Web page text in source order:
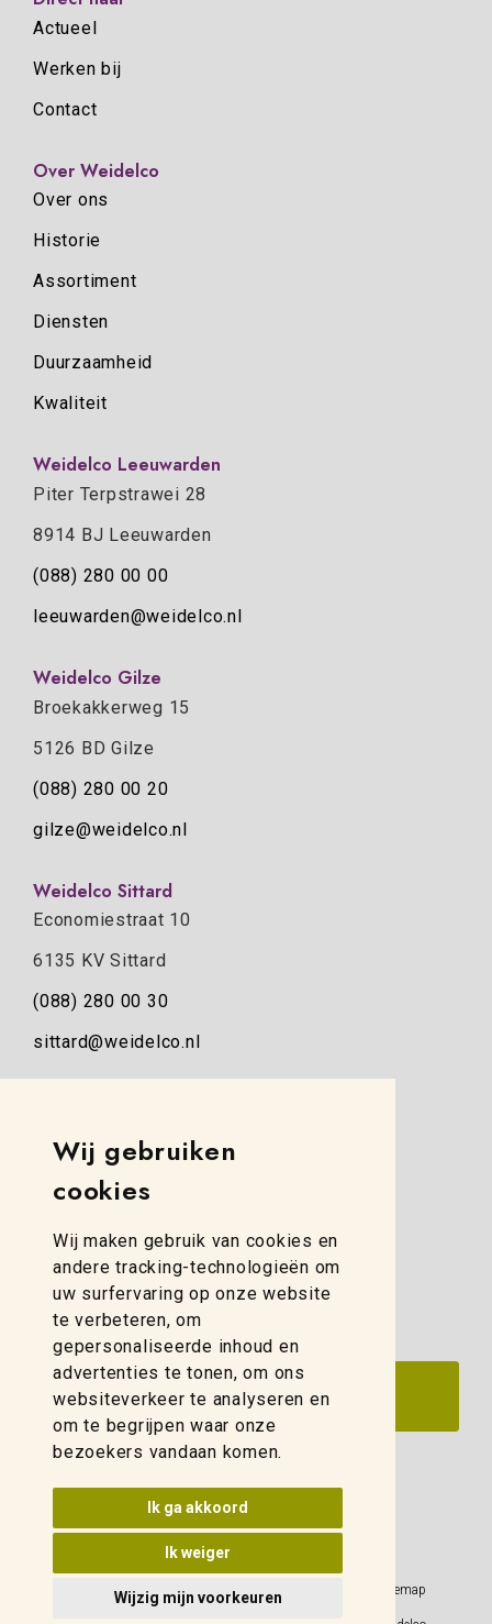
Wij gebruiken
cookies
Wij maken gebruik van cookies en
andere tracking-technologieën om
uw surfervaring op onze website
te verbeteren, om
gepersonaliseerde inhoud en
advertenties te tonen, om ons
websiteverkeer te analyseren en
om te begrijpen waar onze
bezoekers vandaan komen.
Ik ga akkoord
Ik weiger
Wijzig mijn voorkeuren
Actueel
Werken bij
Contact
Over Weidelco
Over ons
Historie
Assortiment
Diensten
Duurzaamheid
Kwaliteit
Weidelco Leeuwarden
Piter Terpstrawei 28
8914 BJ Leeuwarden
(088) 280 00 00
leeuwarden@weidelco.nl
Weidelco Gilze
Broekakkerweg 15
5126 BD Gilze
(088) 280 00 20
gilze@weidelco.nl
Weidelco Sittard
Economiestraat 10
6135 KV Sittard
(088) 280 00 30
sittard@weidelco.nl
zwolle@weidelco.nl
Update cookies voorkeuren
Privacy Policy Sitemap